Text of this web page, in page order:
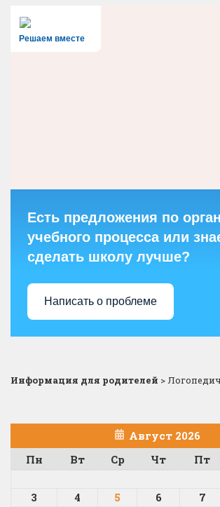
Решаем вместе
Есть предложения по
учебного процесса или
сделать школу лучше?
Написать о проблеме
Информация для родителей >
Август 2026
Пн
Вт Ср Чт Пт
3
4 5 6 7